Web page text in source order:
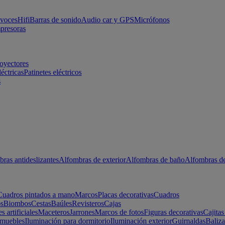
HifiBarras de sonidoAudio car y GPSMicrófonos
Patinetes eléctricos
antideslizantesAlfombras de exteriorAlfombras de bañoAlfombras
pintados a manoMarcosPlacas decorativasCuadros
BiombosCestasBaúlesRevisterosCajas
artificialesMaceterosJarronesMarcos de fotosFiguras decorativas
Iluminación para dormitorioIluminación exteriorGuirnaldas